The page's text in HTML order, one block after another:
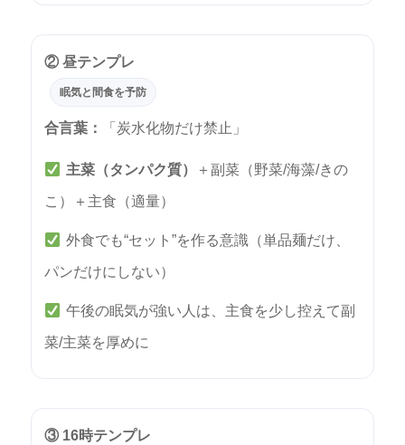
② 昼テンプレ
眠気と間食を予防
合言葉： 「炭水化物だけ禁止」
主菜（タンパク質） ＋副菜（野菜/海藻/きの
こ）＋主食（適量）
外食でも“セット”を作る意識（単品麺だけ、
パンだけにしない）
午後の眠気が強い人は、主食を少し控えて副
菜/主菜を厚めに
③ 16時テンプレ